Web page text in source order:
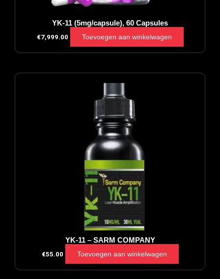
YK-11 (5mg/capsule), 60 Capsules
€7,999.00 Toevoegen aan winkelwagen
YK-11 – SARM COMPANY
€55.00 Toevoegen aan winkelwagen